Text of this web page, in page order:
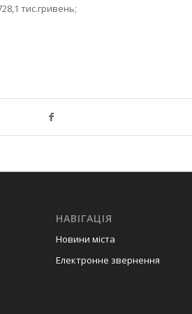
тис.гривень;
НАВІГАЦІЯ
Новини міста
Електронне звернення